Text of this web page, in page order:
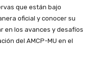
que están bajo
oficial y conocer su
en los avances y desafíos
del AMCP-MU en el